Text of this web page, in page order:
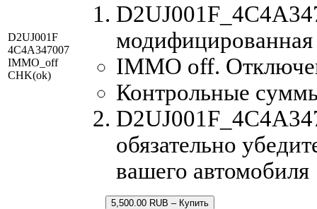
D2UJ001F
4C4A347007
IMMO_off
CHK(ok)
IMMO off.
Контрольные
обязательно
вашего автомобиля
5,500.00 RUB – Купить